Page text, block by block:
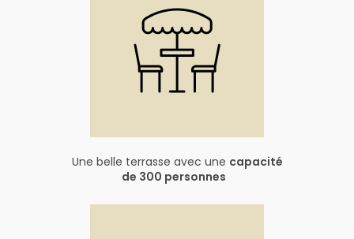
Une belle terrasse avec une capacité
de 300 personnes